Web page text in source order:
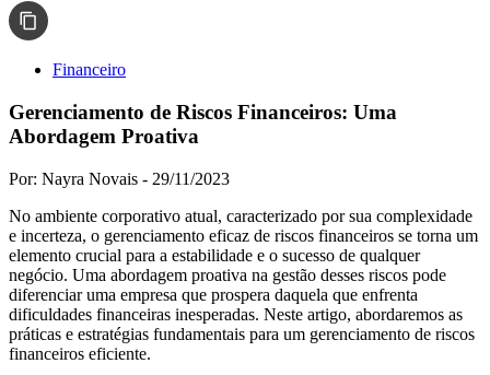
Financeiro
Gerenciamento de Riscos Financeiros: Uma
Abordagem Proativa
Por: Nayra Novais - 29/11/2023
No ambiente corporativo atual, caracterizado por sua complexidade
e incerteza, o gerenciamento eficaz de riscos financeiros se torna um
elemento crucial para a estabilidade e o sucesso de qualquer
negócio. Uma abordagem proativa na gestão desses riscos pode
diferenciar uma empresa que prospera daquela que enfrenta
dificuldades financeiras inesperadas. Neste artigo, abordaremos as
práticas e estratégias fundamentais para um gerenciamento de riscos
financeiros eficiente.